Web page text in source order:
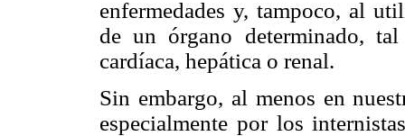
enfermedades y, tampoco, al
de un órgano determinado,
cardíaca, hepática o renal.
Sin embargo, al menos en
especialmente por los